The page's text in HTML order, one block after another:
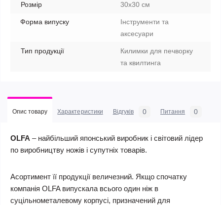
Розмір 30х30 см
Форма випуску
Інструменти та
аксесуари
Тип продукції
Килимки для печворку
та квилтинга
Опис товару Характеристики Відгуків 0 Питання 0
OLFA – найбільший японський виробник і світовий лідер
по виробництву ножів і супутніх товарів.
Асортимент її продукції величезний. Якщо спочатку
компанія OLFA випускала всього один ніж в
суцільнометалевому корпусі, призначений для